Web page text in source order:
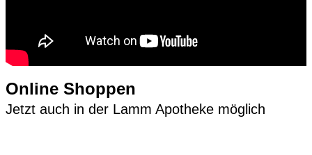
Online Shoppen
Jetzt auch in der Lamm Apotheke möglich